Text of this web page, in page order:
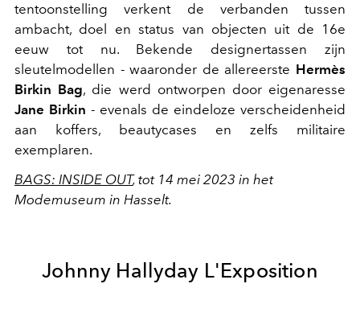
tentoonstelling verkent de verbanden tussen
ambacht, doel en status van objecten uit de 16e
eeuw tot nu. Bekende designertassen zijn
sleutelmodellen - waaronder de allereerste Hermès
Birkin Bag, die werd ontworpen door eigenaresse
Jane Birkin - evenals de eindeloze verscheidenheid
aan koffers, beautycases en zelfs militaire
exemplaren.
BAGS: INSIDE OUT, tot 14 mei 2023 in het
Modemuseum in Hasselt.
Johnny Hallyday L'Exposition